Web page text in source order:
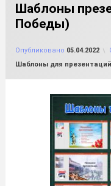
Шаблоны
Победы)
Опубликовано 05.04.2022
Рубрики:
Шаблоны для